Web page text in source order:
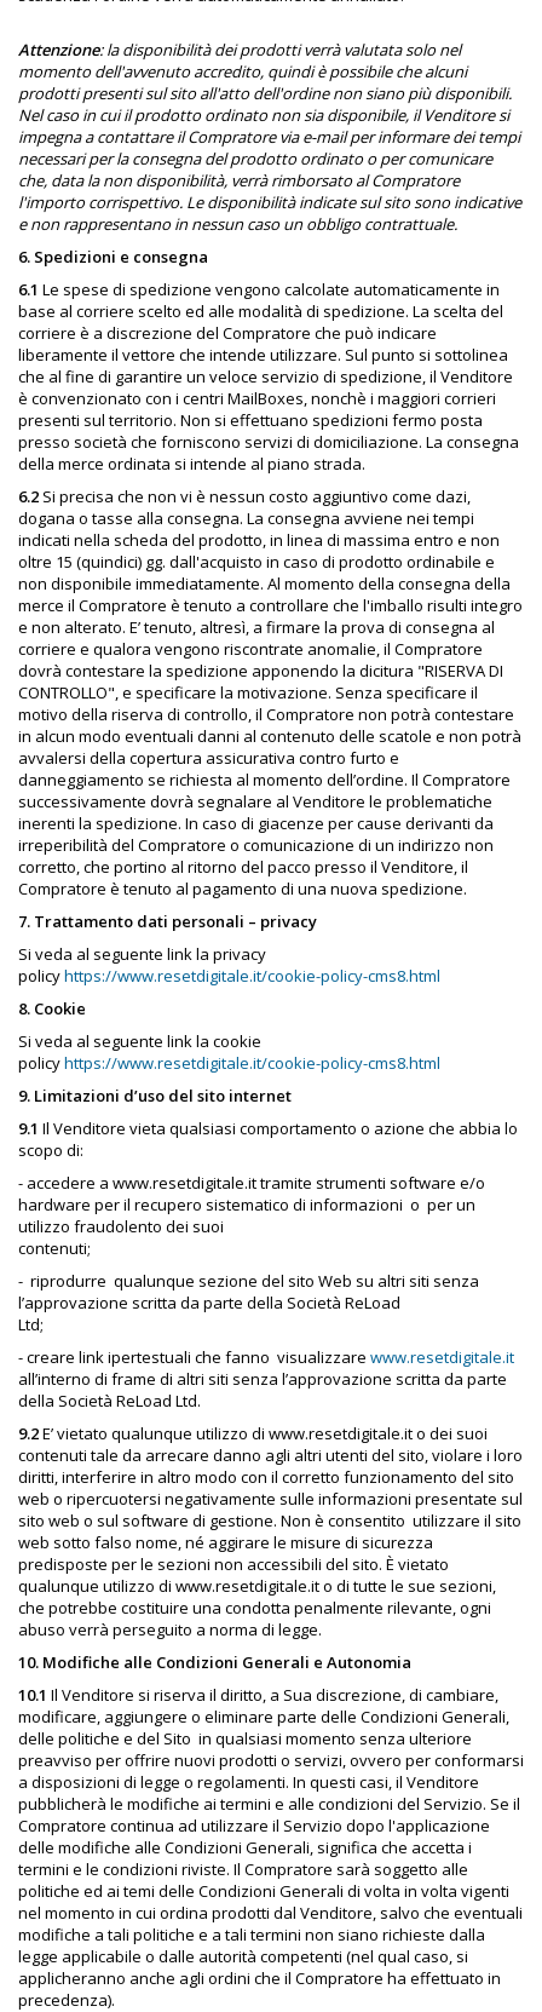
Attenzione: la disponibilità dei prodotti verrà valutata solo nel
momento dell'avvenuto accredito, quindi è possibile che alcuni
prodotti presenti sul sito all'atto dell'ordine non siano più disponibili.
Nel caso in cui il prodotto ordinato non sia disponibile, il Venditore si
impegna a contattare il Compratore via e-mail per informare dei tempi
necessari per la consegna del prodotto ordinato o per comunicare
che, data la non disponibilità, verrà rimborsato al Compratore
l'importo corrispettivo. Le disponibilità indicate sul sito sono indicative
e non rappresentano in nessun caso un obbligo contrattuale.
6. Spedizioni e consegna
6.1 Le spese di spedizione vengono calcolate automaticamente in
base al corriere scelto ed alle modalità di spedizione. La scelta del
corriere è a discrezione del Compratore che può indicare
liberamente il vettore che intende utilizzare. Sul punto si sottolinea
che al fine di garantire un veloce servizio di spedizione, il Venditore
è convenzionato con i centri MailBoxes, nonchè i maggiori corrieri
presenti sul territorio. Non si effettuano spedizioni fermo posta
presso società che forniscono servizi di domiciliazione. La consegna
della merce ordinata si intende al piano strada.
6.2 Si precisa che non vi è nessun costo aggiuntivo come dazi,
dogana o tasse alla consegna. La consegna avviene nei tempi
indicati nella scheda del prodotto, in linea di massima entro e non
oltre 15 (quindici) gg. dall'acquisto in caso di prodotto ordinabile e
non disponibile immediatamente. Al momento della consegna della
merce il Compratore è tenuto a controllare che l'imballo risulti integro
e non alterato. E’ tenuto, altresì, a firmare la prova di consegna al
corriere e qualora vengono riscontrate anomalie, il Compratore
dovrà contestare la spedizione apponendo la dicitura "RISERVA DI
CONTROLLO", e specificare la motivazione. Senza specificare il
motivo della riserva di controllo, il Compratore non potrà contestare
in alcun modo eventuali danni al contenuto delle scatole e non potrà
avvalersi della copertura assicurativa contro furto e
danneggiamento se richiesta al momento dell’ordine. Il Compratore
successivamente dovrà segnalare al Venditore le problematiche
inerenti la spedizione. In caso di giacenze per cause derivanti da
irreperibilità del Compratore o comunicazione di un indirizzo non
corretto, che portino al ritorno del pacco presso il Venditore, il
Compratore è tenuto al pagamento di una nuova spedizione.
7. Trattamento dati personali – privacy
Si veda al seguente link la privacy
policyhttps://www.resetdigitale.it/cookie-policy-cms8.html
8. Cookie
Si veda al seguente link la cookie
policyhttps://www.resetdigitale.it/cookie-policy-cms8.html
9. Limitazioni d’uso del sito internet
9.1 Il Venditore vieta qualsiasi comportamento o azione che abbia lo
scopo di:
- accedere a www.resetdigitale.it tramite strumenti software e/o
hardware per il recupero sistematico di informazioni o per un
utilizzo fraudolento dei suoi
contenuti;
- riprodurre qualunque sezione del sito Web su altri siti senza
l’approvazione scritta da parte della Società ReLoad
Ltd;
-creare link ipertestuali che fanno visualizzare www.resetdigitale.it
all’interno di frame di altri siti senza l’approvazione scritta da parte
della Società ReLoad Ltd.
9.2E’ vietato qualunque utilizzo di www.resetdigitale.it o dei suoi
contenuti tale da arrecare danno agli altri utenti del sito, violare i loro
diritti, interferire in altro modo con il corretto funzionamento del sito
web o ripercuotersi negativamente sulle informazioni presentate sul
sito web o sul software di gestione. Non è consentito utilizzare il sito
web sotto falso nome, né aggirare le misure di sicurezza
predisposte per le sezioni non accessibili del sito. È vietato
qualunque utilizzo di www.resetdigitale.it o di tutte le sue sezioni,
che potrebbe costituire una condotta penalmente rilevante, ogni
abuso verrà perseguito a norma di legge.
10. Modifiche alle Condizioni Generali e Autonomia
10.1 Il Venditore si riserva il diritto, a Sua discrezione, di cambiare,
modificare, aggiungere o eliminare parte delle Condizioni Generali,
delle politiche e del Sito in qualsiasi momento senza ulteriore
preavviso per offrire nuovi prodotti o servizi, ovvero per conformarsi
a disposizioni di legge o regolamenti. In questi casi, il Venditore
pubblicherà le modifiche ai termini e alle condizioni del Servizio. Se il
Compratore continua ad utilizzare il Servizio dopo l'applicazione
delle modifiche alle Condizioni Generali, significa che accetta i
termini e le condizioni riviste. Il Compratore sarà soggetto alle
politiche ed ai temi delle Condizioni Generali di volta in volta vigenti
nel momento in cui ordina prodotti dal Venditore, salvo che eventuali
modifiche a tali politiche e a tali termini non siano richieste dalla
legge applicabile o dalle autorità competenti (nel qual caso, si
applicheranno anche agli ordini che il Compratore ha effettuato in
precedenza).